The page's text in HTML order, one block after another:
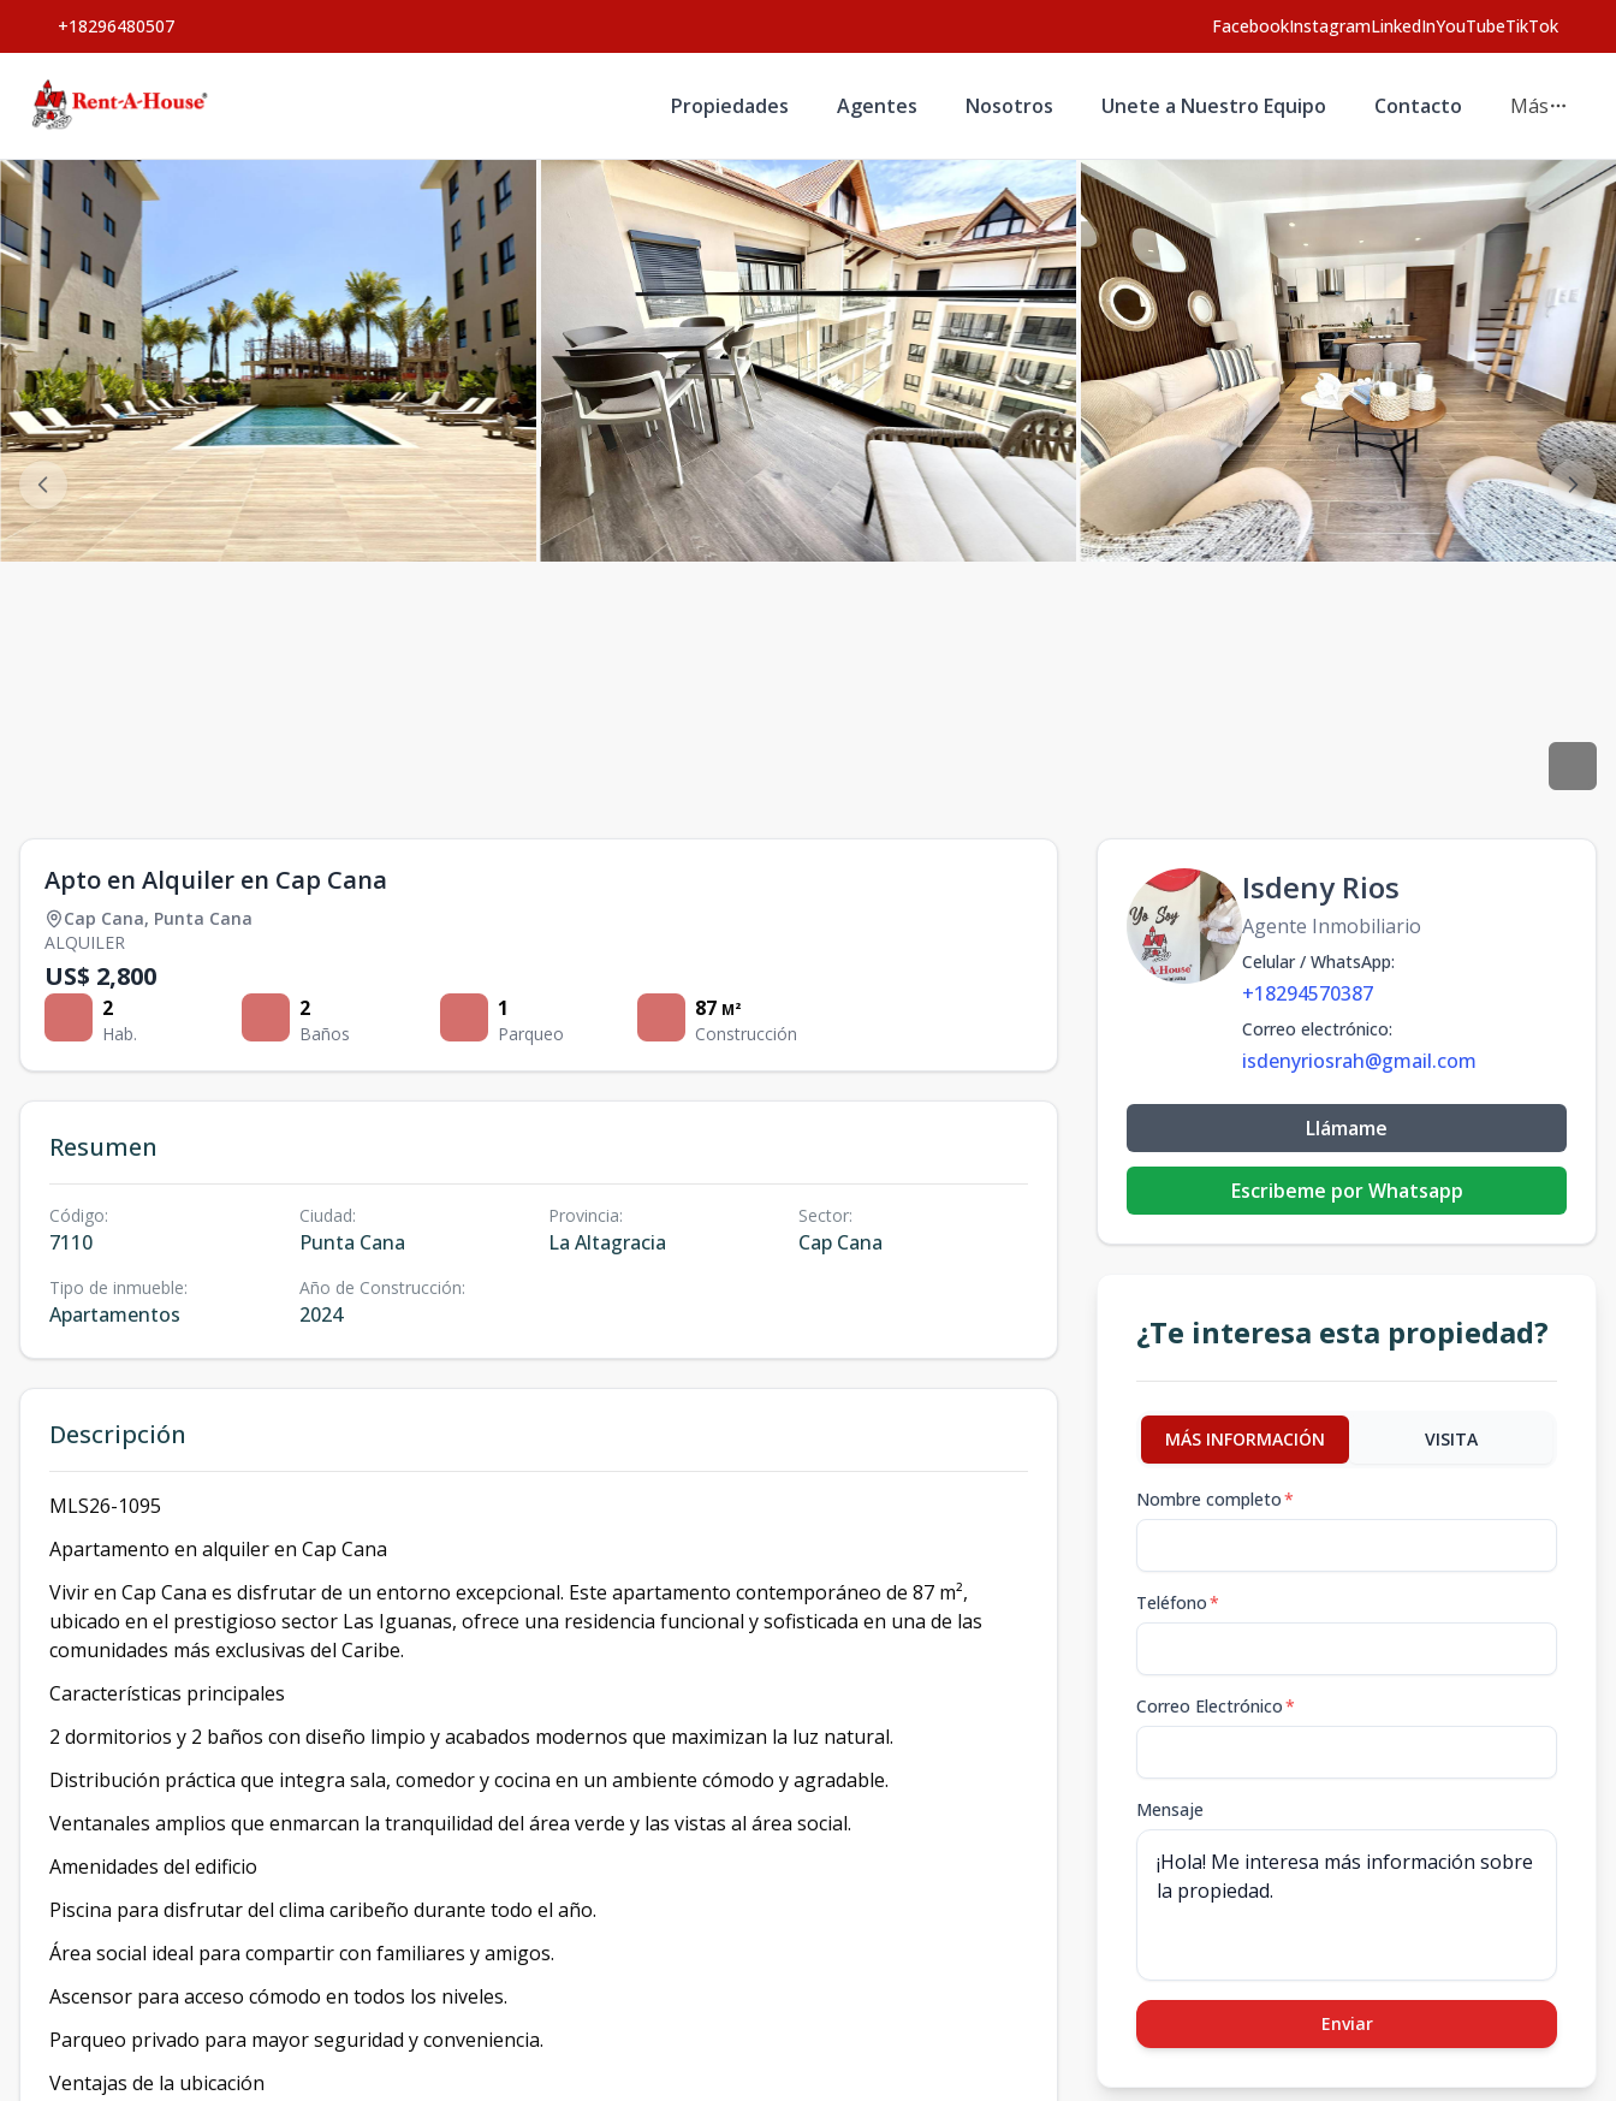
+18296480507 FacebookInstagramLinkedInYouTubeTikTok
Propiedades Agentes Nosotros Unete a Nuestro Equipo Contacto Más
Apto en Alquiler en Cap Cana
Cap Cana, Punta Cana
ALQUILER
US$ 2,800
2
Hab.
2
Baños
1
Parqueo
87 M²
Construcción
Resumen
Código:
7110
Ciudad:
Punta Cana
Provincia:
La Altagracia
Sector:
Cap Cana
Tipo de inmueble:
Apartamentos
Año de Construcción:
2024
Descripción
MLS26-1095
Apartamento en alquiler en Cap Cana
Vivir en Cap Cana es disfrutar de un entorno excepcional. Este apartamento contemporáneo de 87 m²,
ubicado en el prestigioso sector Las Iguanas, ofrece una residencia funcional y sofisticada en una de las
comunidades más exclusivas del Caribe.
Características principales
2 dormitorios y 2 baños con diseño limpio y acabados modernos que maximizan la luz natural.
Distribución práctica que integra sala, comedor y cocina en un ambiente cómodo y agradable.
Ventanales amplios que enmarcan la tranquilidad del área verde y las vistas al área social.
Amenidades del edificio
Piscina para disfrutar del clima caribeño durante todo el año.
Área social ideal para compartir con familiares y amigos.
Ascensor para acceso cómodo en todos los niveles.
Parqueo privado para mayor seguridad y conveniencia.
Ventajas de la ubicación
Isdeny Rios
Agente Inmobiliario
Celular / WhatsApp:
+18294570387
Correo electrónico:
isdenyriosrah@gmail.com
Llámame
Escribeme por Whatsapp
¿Te interesa esta propiedad?
MÁS INFORMACIÓN VISITA
Nombre completo*
Teléfono*
Correo Electrónico*
Mensaje
Enviar